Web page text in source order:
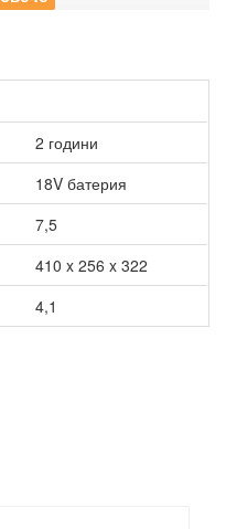
2 години
18V батерия
7,5
410 x 256 x 322
4,1